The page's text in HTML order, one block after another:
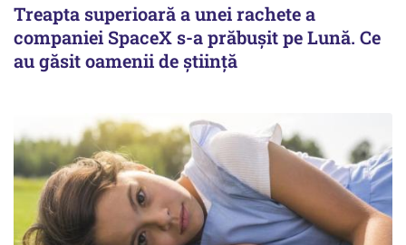
Treapta superioară a unei rachete a
companiei SpaceX s-a prăbușit pe Lună. Ce
au găsit oamenii de știință